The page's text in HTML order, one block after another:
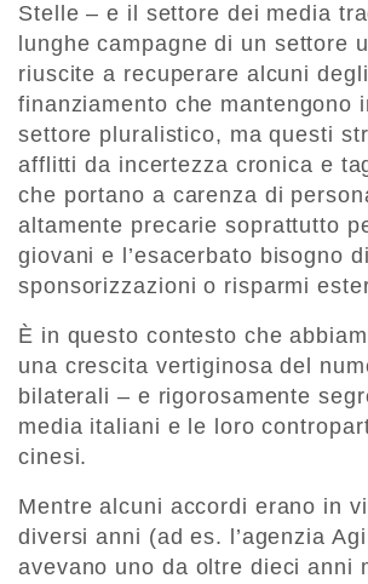
Stelle – e il settore dei media
lunghe campagne di un settore
riuscite a recuperare alcuni
finanziamento che mantengono
settore pluralistico, ma questi
afflitti da incertezza cronica e
che portano a carenza di
altamente precarie soprattutto
giovani e l’esacerbato bisogno
sponsorizzazioni o risparmi
È in questo contesto che
una crescita vertiginosa del
bilaterali – e rigorosamente
media italiani e le loro
cinesi.
Mentre alcuni accordi erano in
diversi anni (ad es. l’agenzia
avevano uno da oltre dieci anni